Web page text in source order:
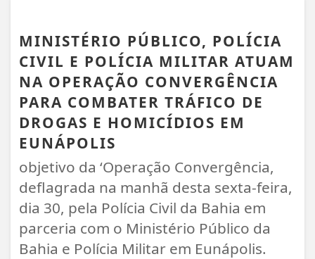
MINISTÉRIO PÚBLICO, POLÍCIA
CIVIL E POLÍCIA MILITAR ATUAM
NA OPERAÇÃO CONVERGÊNCIA
PARA COMBATER TRÁFICO DE
DROGAS E HOMICÍDIOS EM
EUNÁPOLIS
objetivo da ‘Operação Convergência,
deflagrada na manhã desta sexta-feira,
dia 30, pela Polícia Civil da Bahia em
parceria com o Ministério Público da
Bahia e Polícia Militar em Eunápolis.